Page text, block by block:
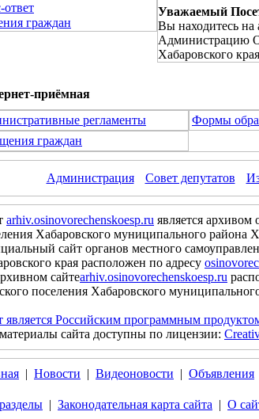
граждан
Уважаемый
Вы находитесь на
Администрацию
Хабаровского
приёмная
регламенты
Формы
граждан
Администрация Совет депутатов
arhiv.osinovorechenskoesp.ru является архивом
Хабаровского муниципального района
сайт органов местного
края расположен по адресу
сайтеarhiv.osinovorechenskoesp.ru
поселения Хабаровского
является Российским программным
сайта доступны по лицензии:
| Новости | Видеоновости | Объявления
| Законодательная карта сайта | О